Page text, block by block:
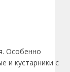
Особенно
и кустарники с